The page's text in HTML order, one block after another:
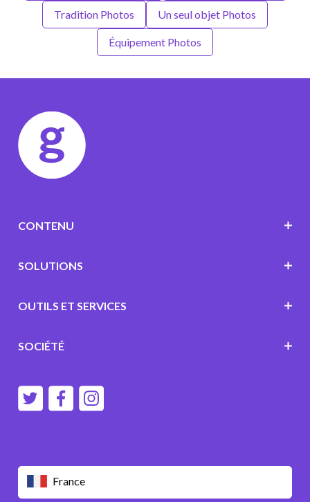
Tradition Photos Un seul objet Photos
Équipement Photos
France
CONTENU
SOLUTIONS
OUTILS ET SERVICES
SOCIÉTÉ